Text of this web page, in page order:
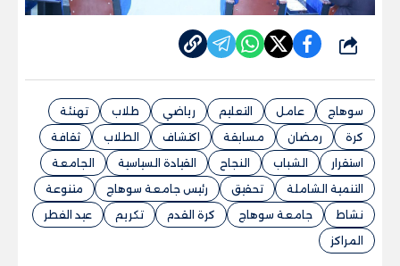
شارك
سوهاج عامل التعليم رياضي طلاب
تهنئة
كرة
رمضان مسابقة اكتشاف الطلاب
ثقافة
استقرار
الشباب النجاح القيادة السياسية
الجامعة
التنمية الشاملة
تحقيق رئيس جامعة سوهاج
متنوعة
نشاط
جامعة سوهاج كرة القدم تكريم
عيد الفطر
المراكز